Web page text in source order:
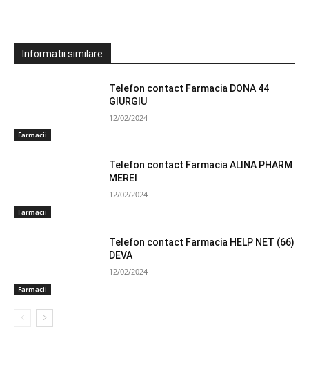
Informatii similare
Farmacii
Telefon contact Farmacia DONA 44
GIURGIU
12/02/2024
Farmacii
Telefon contact Farmacia ALINA PHARM
MEREI
12/02/2024
Farmacii
Telefon contact Farmacia HELP NET (66)
DEVA
12/02/2024